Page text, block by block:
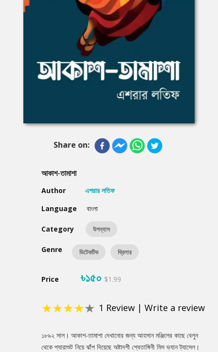
Share on:
আকাশ-তামাশা
Author
এশরার লতিফ
Language
বাংলা
Category উপন্যাস
Genre ডিটেকটিভ থ্রিলার
Price ৳১৫০ $1.99
★★★★★ 1 Review | Write a review
Summery
১৮৯২ সাল। আকাশ-তামাশা দেখানোর জন্য আহসান মঞ্জিলের কাছে বেলুন
থেকে প্যারাশুট নিয়ে ঝাঁপ দিয়েছে অষ্টাদশী শ্বেতাঙ্গিনী মিস ভ্যান ট্যাসেল।